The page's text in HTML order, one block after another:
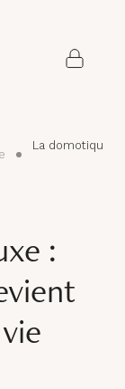
La domotique
: